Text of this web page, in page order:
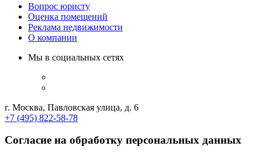
Вопрос юристу
Оценка помещений
Реклама недвижимости
О компании
Мы в социальных сетях
г. Москва, Павловская улица, д. 6
+7 (495) 822-58-78
Согласие на обработку персональных данных